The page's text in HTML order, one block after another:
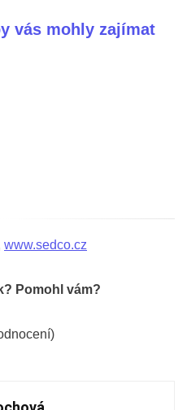
vás mohly zajímat
www.sedco.cz
Pomohl vám?